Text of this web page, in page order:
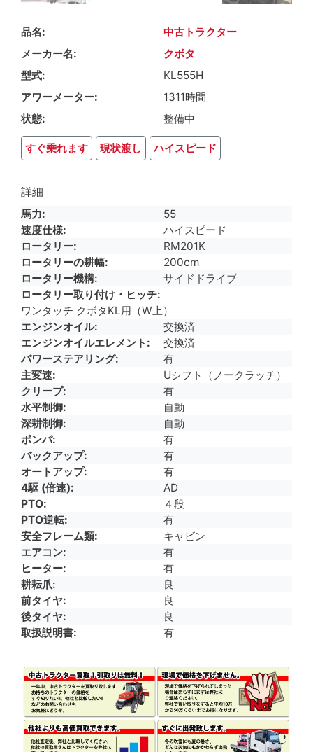
品名
中古トラクター
メーカー名
クボタ
型式
KL555H
アワーメーター
1311時間
状態
整備中
すぐ乗れます 現状渡し ハイスピード
詳細
馬力
55
速度仕様
ハイスピード
ロータリー
RM201K
ロータリーの耕幅
200cm
ロータリー機構
サイドドライブ
ロータリー取り付け・ヒッチ
ワンタッチ クボタKL用（W上）
エンジンオイル
交換済
エンジンオイルエレメント
交換済
パワーステアリング
有
主変速
Uシフト（ノークラッチ）
クリープ
有
水平制御
自動
深耕制御
自動
ポンパ
有
バックアップ
有
オートアップ
有
4駆 (倍速)
AD
PTO
４段
PTO逆転
有
安全フレーム類
キャビン
エアコン
有
ヒーター
有
耕耘爪
良
前タイヤ
良
後タイヤ
良
取扱説明書
有